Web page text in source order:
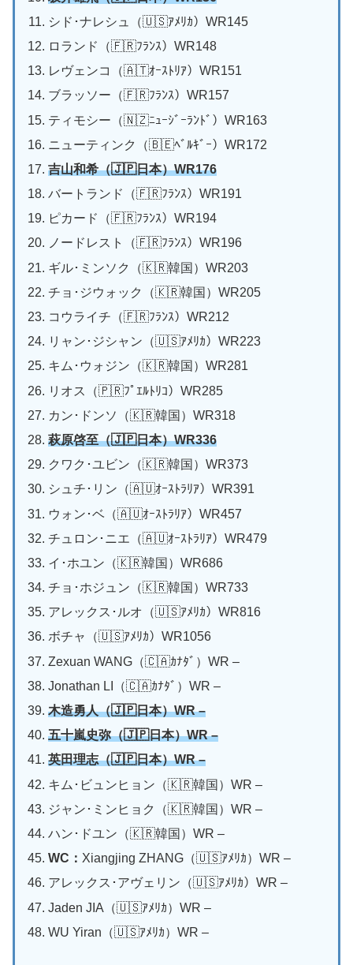
シド･ナレシュ（🇺🇸ｱﾒﾘｶ）WR145
ロランド（🇫🇷ﾌﾗﾝｽ）WR148
レヴェンコ（🇦🇹ｵｰｽﾄﾘｱ）WR151
ブラッソー（🇫🇷ﾌﾗﾝｽ）WR157
ティモシー（🇳🇿ﾆｭｰｼﾞｰﾗﾝﾄﾞ）WR163
ニューティンク（🇧🇪ﾍﾞﾙｷﾞｰ）WR172
吉山和希（🇯🇵日本）WR176
バートランド（🇫🇷ﾌﾗﾝｽ）WR191
ピカード（🇫🇷ﾌﾗﾝｽ）WR194
ノードレスト（🇫🇷ﾌﾗﾝｽ）WR196
ギル･ミンソク（🇰🇷韓国）WR203
チョ･ジウォック（🇰🇷韓国）WR205
コウライチ（🇫🇷ﾌﾗﾝｽ）WR212
リャン･ジシャン（🇺🇸ｱﾒﾘｶ）WR223
キム･ウォジン（🇰🇷韓国）WR281
リオス（🇵🇷ﾌﾟｴﾙﾄﾘｺ）WR285
カン･ドンソ（🇰🇷韓国）WR318
萩原啓至（🇯🇵日本）WR336
クワク･ユビン（🇰🇷韓国）WR373
シュチ･リン（🇦🇺ｵｰｽﾄﾗﾘｱ）WR391
ウォン･ベ（🇦🇺ｵｰｽﾄﾗﾘｱ）WR457
チュロン･ニエ（🇦🇺ｵｰｽﾄﾗﾘｱ）WR479
イ･ホユン（🇰🇷韓国）WR686
チョ･ホジュン（🇰🇷韓国）WR733
アレックス･ルオ（🇺🇸ｱﾒﾘｶ）WR816
ボチャ（🇺🇸ｱﾒﾘｶ）WR1056
Zexuan WANG（🇨🇦ｶﾅﾀﾞ）WR –
Jonathan LI（🇨🇦ｶﾅﾀﾞ）WR –
木造勇人（🇯🇵日本）WR–
五十嵐史弥（🇯🇵日本）WR–
英田理志（🇯🇵日本）WR –
キム･ビュンヒョン（🇰🇷韓国）WR –
ジャン･ミンヒョク（🇰🇷韓国）WR –
ハン･ドユン（🇰🇷韓国）WR –
WC： Xiangjing ZHANG（🇺🇸ｱﾒﾘｶ）WR –
アレックス･アヴェリン（🇺🇸ｱﾒﾘｶ）WR –
Jaden JIA（🇺🇸ｱﾒﾘｶ）WR –
WU Yiran（🇺🇸ｱﾒﾘｶ）WR –